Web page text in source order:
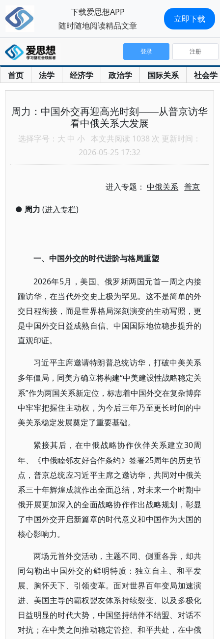
首页 法学 经济学 政治学 国际关系 社会学
登录 注册
周力：中国外交再迎高光时刻——从普京访华
看中俄关系大发展
选择字号： 大 中 小 本文共阅读 1038 次 更新时间：
2026-05-25 17:32
进入专题：中俄关系 普京
● 周力 (进入专栏)
一、中国外交的时代进阶与格局重塑
2026年5月，美国、俄罗斯两国元首一周之内接
踵访华，在当代外交史上极为罕见。这不是简单的外
交日程衔接，而是世界格局深刻演变的生动写照，更
是中国外交日益成熟自信、中国国际地位稳步提升的
直观印证。
习近平主席邀请特朗普总统访华，打破中美关系
多年僵局，同美方确立将构建“中美建设性战略稳定关
系”作为两国关系新定位，标志着中国外交在复杂博弈
中牢牢把握住主动权，为今后三年乃至更长时间的中
美关系稳定发展奠定了重要基础。
紧接其后，在中俄战略协作伙伴关系建立30周
年、《中俄睦邻友好合作条约》签署25周年的历史节
点，普京总统应习近平主席之邀访华，共同对中俄关
系三十年辉煌成就作出全面总结，对未来一个时期中
俄开展更加深入的全面战略协作作出战略规划，彰显
了中国外交开启新篇章的时代意义和中国作为大国的
核心影响力。
两场元首外交活动，主题不同、侧重各异，却共
同勾勒出中国外交的鲜明特质：独立自主、和平发
展、胸怀天下、引领变革。面对世界百年变局加速演
进、美国主导的霸权盟友体系持续裂变、以及多极化
日益明显的时代大势，中国坚持结伴不结盟、对话不
对抗；在中美之间推动稳定管控、和平共处，在中俄
下载爱思想APP
随时随地阅读精品文章
立即下载